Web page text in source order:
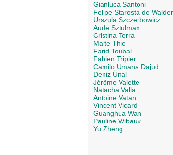
Gianluca Santoni
Felipe Starosta de
Urszula Szczerbowicz
Aude Sztulman
Cristina Terra
Malte Thie
Farid Toubal
Fabien Tripier
Camilo Umana Dajud
Deniz Ünal
Jérôme Valette
Natacha Valla
Antoine Vatan
Vincent Vicard
Guanghua Wan
Pauline Wibaux
Yu Zheng